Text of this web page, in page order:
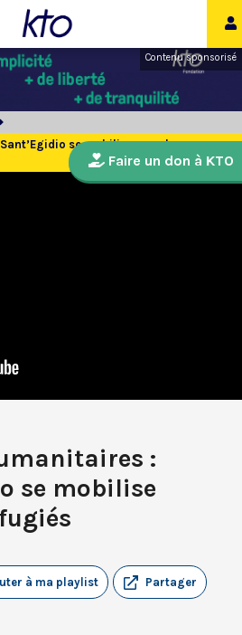
Contenu sponsorisé
se mobilise pour les
:
se mobilise
Partager
à ma playlist
Faire un don à KTO